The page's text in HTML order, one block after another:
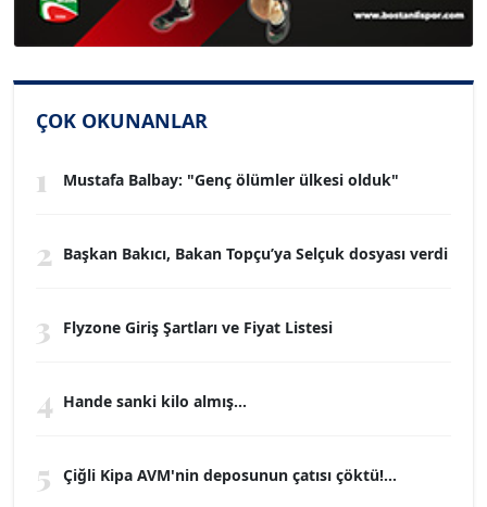
ÇOK OKUNANLAR
1 Mustafa Balbay: "Genç ölümler ülkesi olduk"
2 Başkan Bakıcı, Bakan Topçu’ya Selçuk dosyası verdi
3 Flyzone Giriş Şartları ve Fiyat Listesi
4 Hande sanki kilo almış...
5 Çiğli Kipa AVM'nin deposunun çatısı çöktü!...